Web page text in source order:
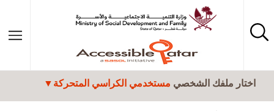
تجاوز إلى المحتوى الرئيسي
اختار ملفك الشخصي مستخدمي الكراسي المتحركة